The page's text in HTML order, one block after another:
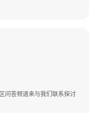
问答频道来与我们联系探讨